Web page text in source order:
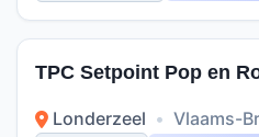
TPC Setpoint Pop en
Londerzeel • Vlaams-